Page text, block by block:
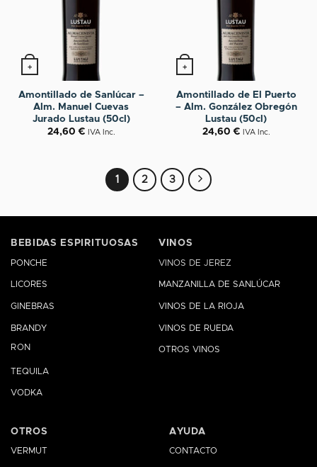
+
Amontillado de Sanlúcar –
Alm. Manuel Cuevas
Jurado Lustau (50cl)
24,60€ IVA Inc.
+
Amontillado de El Puerto
– Alm. González Obregón
Lustau (50cl)
24,60€ IVA Inc.
1 2 3
BEBIDAS ESPIRITUOSAS
PONCHE
LICORES
GINEBRAS
BRANDY
RON
TEQUILA
VODKA
VINOS
VINOS DE JEREZ
MANZANILLA DE SANLÚCAR
VINOS DE LA RIOJA
VINOS DE RUEDA
OTROS VINOS
OTROS
VERMUT
AYUDA
CONTACTO